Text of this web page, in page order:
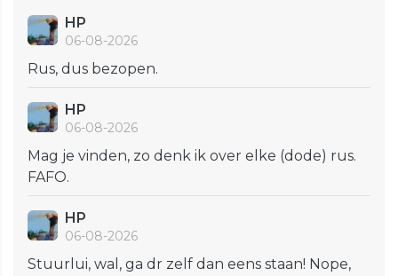
HP
06-08-2026
Rus, dus bezopen.
HP
06-08-2026
Mag je vinden, zo denk ik over elke (dode) rus.
FAFO.
HP
06-08-2026
Stuurlui, wal, ga dr zelf dan eens staan! Nope,